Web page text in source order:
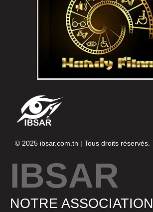
© 2025 ibsar.com.tn | Tous droits réservés.
IBSAR
NOTRE ASSOCIATION